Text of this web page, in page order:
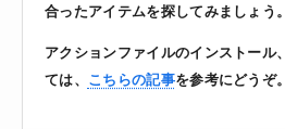
合ったアイテムを探してみましょう。
アクションファイルのインストール
ては、 こちらの記事を参考にどうぞ。